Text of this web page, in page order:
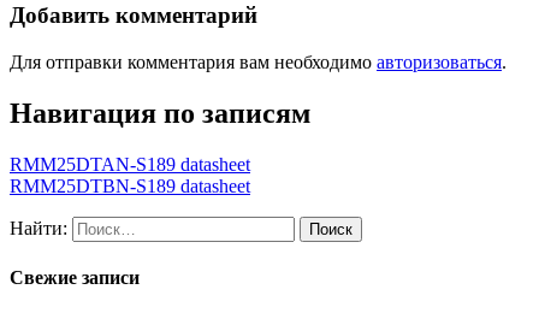
Добавить комментарий
Для отправки комментария вам необходимо авторизоваться.
Навигация по записям
RMM25DTAN-S189 datasheet
RMM25DTBN-S189 datasheet
Найти:
Свежие записи